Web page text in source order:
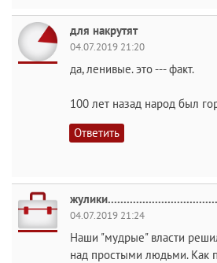
для накрутят
04.07.2019 21:20
да, ленивые. это --- факт.
100 лет назад народ был
Ответить
04.07.2019 21:24
Наши "мудрые" власти
над простыми людьми. Как